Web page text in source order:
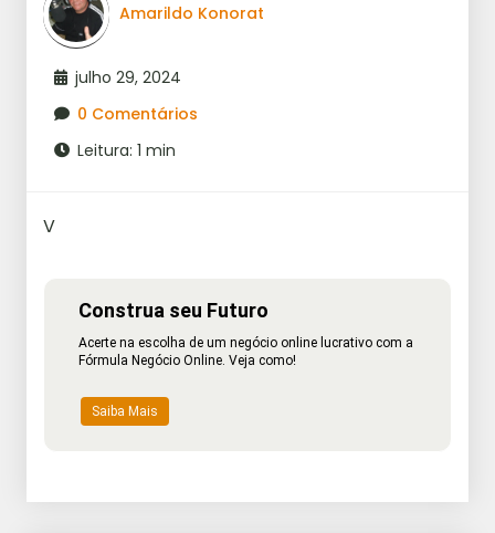
Amarildo Konorat
julho 29, 2024
0 Comentários
Leitura: 1 min
V
Construa seu Futuro
Acerte na escolha de um negócio online lucrativo com a
Fórmula Negócio Online. Veja como!
Saiba Mais